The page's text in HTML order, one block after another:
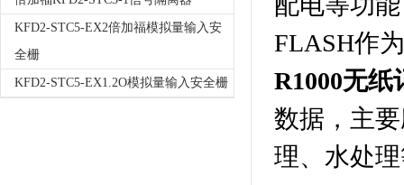
KFD2-STC5-EX2倍加福模拟量输入安
全栅
KFD2-STC5-EX1.2O模拟量输入安全栅
FLASH作
R1000无
数据，主
理、水处